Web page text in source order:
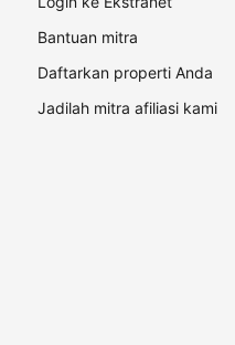
Bantuan mitra
Daftarkan properti Anda
Jadilah mitra afiliasi kami